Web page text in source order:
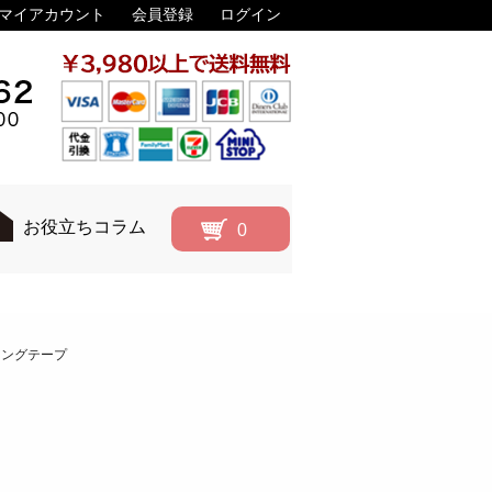
イアカウント 会員登録 ログイン
お役立ちコラム 0
グテープ